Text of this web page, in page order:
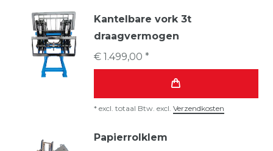
Kantelbare vork 3t
draagvermogen
€ 1.499,00 *
* excl. totaal Btw. excl. Verzendkosten
Papierrolklem